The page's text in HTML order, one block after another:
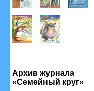
Архив журнала
«Семейный круг»